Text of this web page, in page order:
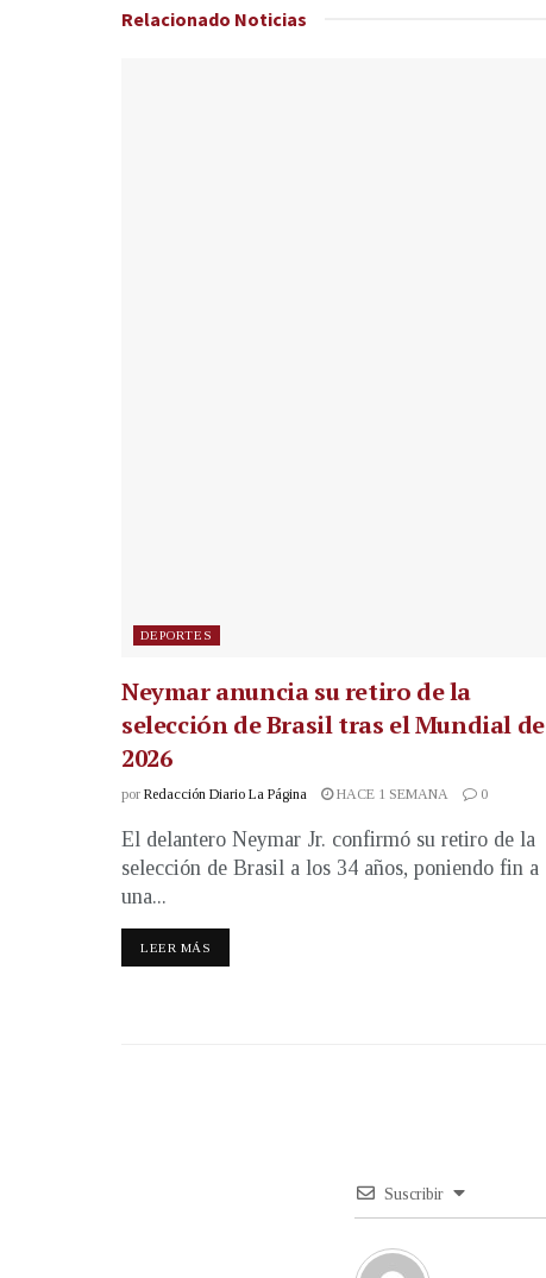
Relacionado Noticias
DEPORTES
Neymar anuncia su retiro de la
selección de Brasil tras el Mundial de
2026
por Redacción Diario La Página HACE 1 SEMANA 0
El delantero Neymar Jr. confirmó su retiro de la
selección de Brasil a los 34 años, poniendo fin a
una...
LEER MÁS
Suscribir